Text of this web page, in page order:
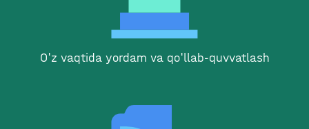
O'z vaqtida yordam va qo'llab-quvvatlash